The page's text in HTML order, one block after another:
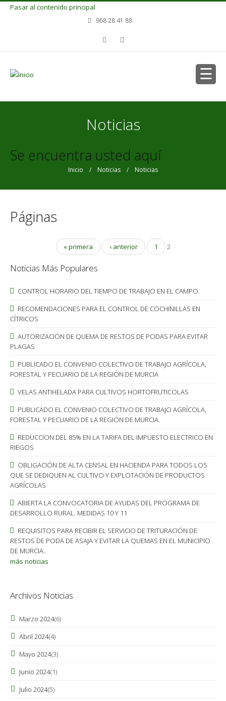
Pasar al contenido principal
968 28 41 88
Noticias
Se encuentra usted aquí
Inicio / Noticias / Noticias
Páginas
« primera ‹ anterior 1 2
Noticias Más Populares
CONTROL HORARIO DEL TIEMPO DE TRABAJO EN EL CAMPO.
RECOMENDACIONES PARA EL CONTROL DE COCHINILLAS EN
CÍTRICOS
AUTORIZACIÓN DE QUEMA DE RESTOS DE PODAS PARA EVITAR
PLAGAS
PUBLICADO EL CONVENIO COLECTIVO DE TRABAJO AGRÍCOLA,
FORESTAL Y PECUARIO DE LA REGIÓN DE MURCIA
VELAS ANTIHELADA PARA CULTIVOS HORTOFRUTICOLAS
PUBLICADO EL CONVENIO COLECTIVO DE TRABAJO AGRÍCOLA,
FORESTAL Y PECUARIO DE LA REGIÓN DE MURCIA.
REDUCCION DEL 85% EN LA TARIFA DEL IMPUESTO ELECTRICO EN
RIEGOS
OBLIGACIÓN DE ALTA CENSAL EN HACIENDA PARA TODOS LOS
QUE SE DEDIQUEN AL CULTIVO Y EXPLOTACIÓN DE PRODUCTOS
AGRÍCOLAS
ABIERTA LA CONVOCATORIA DE AYUDAS DEL PROGRAMA DE
DESARROLLO RURAL. MEDIDAS 10 Y 11
REQUISITOS PARA RECIBIR EL SERVICIO DE TRITURACIÓN DE
RESTOS DE PODA DE ASAJA Y EVITAR LA QUEMAS EN EL MUNICIPIO
DE MURCIA..
más noticias
Archivos Noticias
Marzo 2024(6)
Abril 2024(4)
Mayo 2024(3)
Junio 2024(1)
Julio 2024(5)